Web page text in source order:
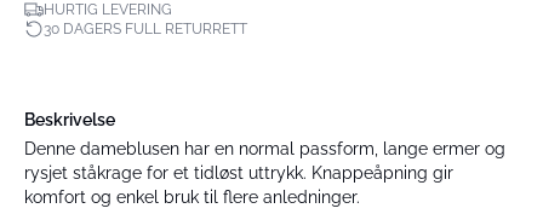
HURTIG LEVERING
30 DAGERS FULL RETURRETT
Beskrivelse
Denne dameblusen har en normal passform, lange ermer og
rysjet ståkrage for et tidløst uttrykk. Knappeåpning gir
komfort og enkel bruk til flere anledninger.